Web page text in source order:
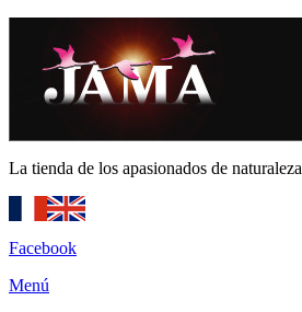
La tienda de los apasionados de naturaleza
Facebook
Menú